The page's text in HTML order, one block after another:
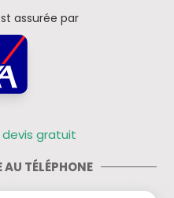
assurée par
gratuit
TÉLÉPHONE